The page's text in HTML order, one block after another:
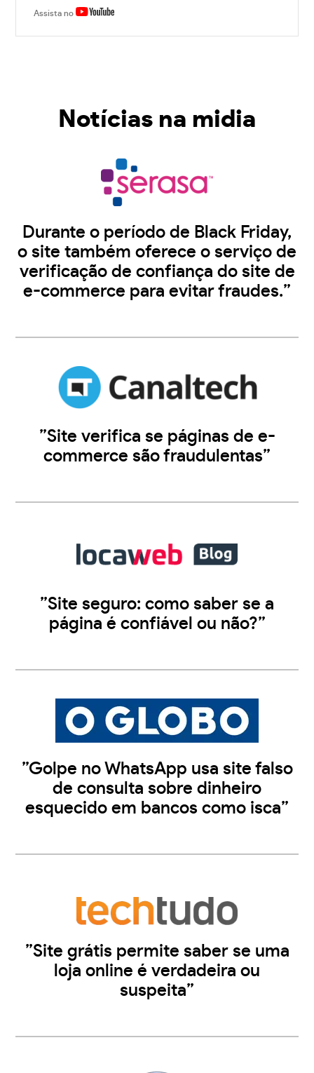
Assista no
Notícias na midia
Durante o período de Black Friday,
o site também oferece o serviço de
verificação de confiança do site de
e-commerce para evitar fraudes.”
”Site verifica se páginas de e-
commerce são fraudulentas”
”Site seguro: como saber se a
página é confiável ou não?”
”Golpe no WhatsApp usa site falso
de consulta sobre dinheiro
esquecido em bancos como isca”
”Site grátis permite saber se uma
loja online é verdadeira ou
suspeita”